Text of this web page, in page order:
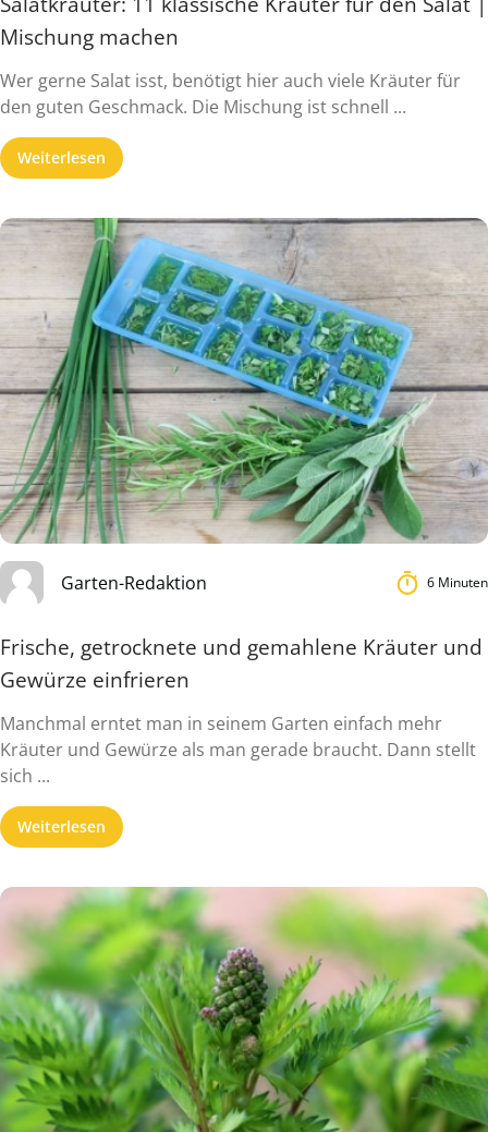
Mischung machen
Wer gerne Salat isst, benötigt hier auch viele Kräuter für
den guten Geschmack. Die Mischung ist schnell ...
Weiterlesen
Garten-Redaktion 6 Minuten
Frische, getrocknete und gemahlene Kräuter und
Gewürze einfrieren
Manchmal erntet man in seinem Garten einfach mehr
Kräuter und Gewürze als man gerade braucht. Dann stellt
sich ...
Weiterlesen